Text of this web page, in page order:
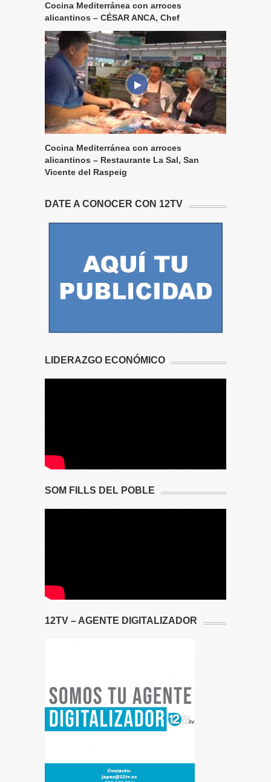
Cocina Mediterránea con arroces
alicantinos – CÉSAR ANCA, Chef
Cocina Mediterránea con arroces
alicantinos – Restaurante La Sal, San
Vicente del Raspeig
DATE A CONOCER CON 12TV
LIDERAZGO ECONÓMICO
SOM FILLS DEL POBLE
12TV – AGENTE DIGITALIZADOR